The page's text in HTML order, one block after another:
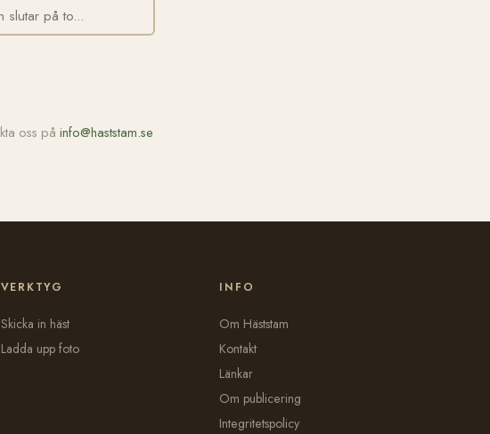
oss på info@haststam.se
VERKTYG
Skicka in häst
Ladda upp foto
INFO
Om Häststam
Kontakt
Länkar
Om publicering
Integritetspolicy